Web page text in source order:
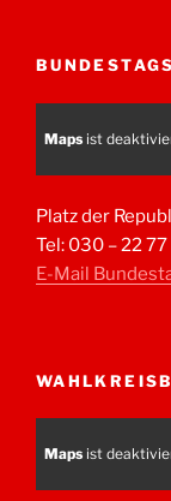
Maps ist
Platz der
Tel: 030 – 22
E-Mail
Maps ist